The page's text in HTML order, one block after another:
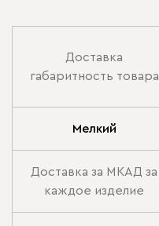
Доставка
габаритность товара
Мелкий
Доставка за МКАД за
каждое изделие